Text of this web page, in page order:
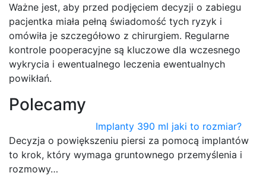
Ważne jest, aby przed podjęciem decyzji o zabiegu
pacjentka miała pełną świadomość tych ryzyk i
omówiła je szczegółowo z chirurgiem. Regularne
kontrole pooperacyjne są kluczowe dla wczesnego
wykrycia i ewentualnego leczenia ewentualnych
powikłań.
Polecamy
Implanty 390 ml jaki to rozmiar?
Decyzja o powiększeniu piersi za pomocą implantów
to krok, który wymaga gruntownego przemyślenia i
rozmowy…